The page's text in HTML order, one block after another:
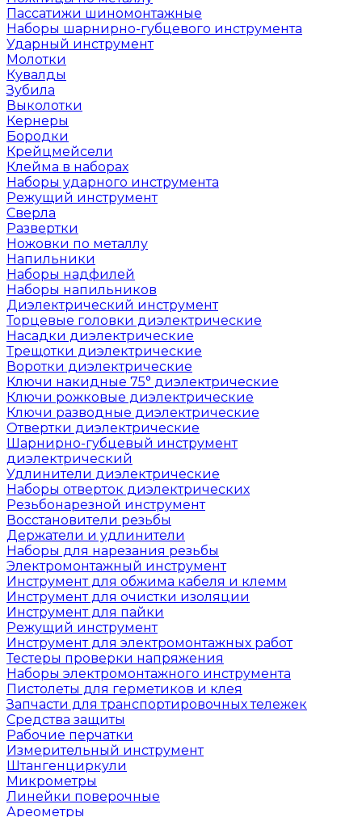
Пассатижи шиномонтажные
Наборы шарнирно-губцевого инструмента
Ударный инструмент
Молотки
Кувалды
Зубила
Выколотки
Кернеры
Бородки
Крейцмейсели
Клейма в наборах
Наборы ударного инструмента
Режущий инструмент
Сверла
Развертки
Ножовки по металлу
Напильники
Наборы надфилей
Наборы напильников
Диэлектрический инструмент
Торцевые головки диэлектрические
Насадки диэлектрические
Трещотки диэлектрические
Воротки диэлектрические
Ключи накидные 75° диэлектрические
Ключи рожковые диэлектрические
Ключи разводные диэлектрические
Отвертки диэлектрические
Шарнирно-губцевый инструмент
диэлектрический
Удлинители диэлектрические
Наборы отверток диэлектрических
Резьбонарезной инструмент
Восстановители резьбы
Держатели и удлинители
Наборы для нарезания резьбы
Электромонтажный инструмент
Инструмент для обжима кабеля и клемм
Инструмент для очистки изоляции
Инструмент для пайки
Режущий инструмент
Инструмент для электромонтажных работ
Тестеры проверки напряжения
Наборы электромонтажного инструмента
Пистолеты для герметиков и клея
Запчасти для транспортировочных тележек
Средства защиты
Рабочие перчатки
Измерительный инструмент
Штангенциркули
Микрометры
Линейки поверочные
Ареометры